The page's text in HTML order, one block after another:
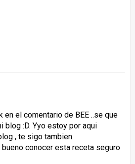
en el comentario de BEE ..se que
blog :D. Yyo estoy por aqui
, te sigo tambien.
conocer esta receta seguro